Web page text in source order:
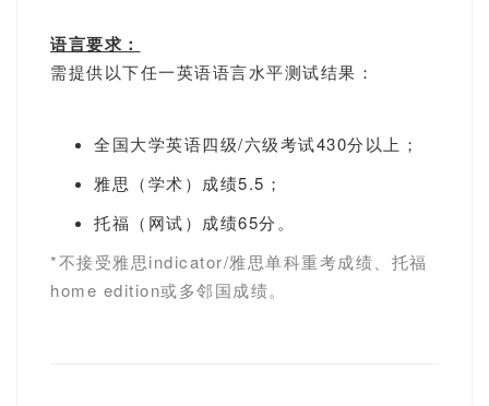
语言要求：
需提供以下任一英语语言水平测试结果：
全国大学英语四级/六级考试430分以上；
雅思（学术）成绩5.5；
托福（网试）成绩65分。
*不接受雅思indicator/雅思单科重考成绩、托福
home edition或多邻国成绩。